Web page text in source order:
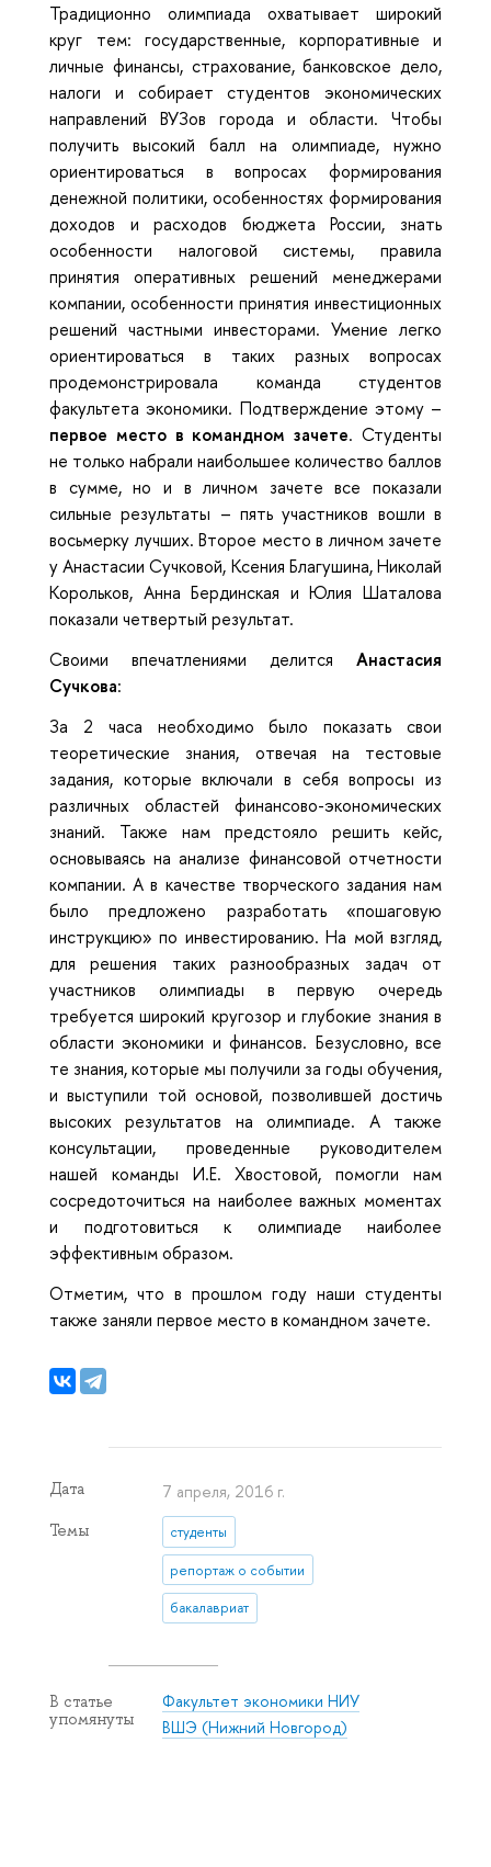
Традиционно олимпиада охватывает широкий
круг тем: государственные, корпоративные и
личные финансы, страхование, банковское дело,
налоги и собирает студентов экономических
направлений ВУЗов города и области. Чтобы
получить высокий балл на олимпиаде, нужно
ориентироваться в вопросах формирования
денежной политики, особенностях формирования
доходов и расходов бюджета России, знать
особенности налоговой системы, правила
принятия оперативных решений менеджерами
компании, особенности принятия инвестиционных
решений частными инвесторами. Умение легко
ориентироваться в таких разных вопросах
продемонстрировала команда студентов
факультета экономики. Подтверждение этому –
первое место в командном зачете. Студенты
не только набрали наибольшее количество баллов
в сумме, но и в личном зачете все показали
сильные результаты – пять участников вошли в
восьмерку лучших. Второе место в личном зачете
у Анастасии Сучковой, Ксения Благушина, Николай
Корольков, Анна Бердинская и Юлия Шаталова
показали четвертый результат.
Своими впечатлениями делится Анастасия
Сучкова:
За 2 часа необходимо было показать свои
теоретические знания, отвечая на тестовые
задания, которые включали в себя вопросы из
различных областей финансово-экономических
знаний. Также нам предстояло решить кейс,
основываясь на анализе финансовой отчетности
компании. А в качестве творческого задания нам
было предложено разработать «пошаговую
инструкцию» по инвестированию. На мой взгляд,
для решения таких разнообразных задач от
участников олимпиады в первую очередь
требуется широкий кругозор и глубокие знания в
области экономики и финансов. Безусловно, все
те знания, которые мы получили за годы обучения,
и выступили той основой, позволившей достичь
высоких результатов на олимпиаде. А также
консультации, проведенные руководителем
нашей команды И.Е. Хвостовой, помогли нам
сосредоточиться на наиболее важных моментах
и подготовиться к олимпиаде наиболее
эффективным образом.
Отметим, что в прошлом году наши студенты
также заняли первое место в командном зачете.
Дата 7 апреля, 2016 г.
Темы студенты
репортаж о событии
бакалавриат
В статье
упомянуты
Факультет экономики НИУ
ВШЭ (Нижний Новгород)